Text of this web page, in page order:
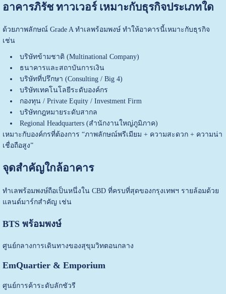
อาคารภิรัช ทาวเวอร์ เหมาะกับธุรกิจประเภทใด
ด้วยภาพลักษณ์ Grade A ทำเลพร้อมพงษ์ ทำให้อาคารนี้เหมาะกับธุรกิจ
เช่น
บริษัทข้ามชาติ (Multinational Company)
ธนาคารและสถาบันการเงิน
บริษัทที่ปรึกษา (Consulting / Big 4)
บริษัทเทคโนโลยีระดับองค์กร
กองทุน / Private Equity / Investment Firm
บริษัทกฎหมายระดับสากล
Regional Headquarters (สำนักงานใหญ่ภูมิภาค)
เหมาะกับองค์กรที่ต้องการ “ภาพลักษณ์พรีเมียม + ความสะดวก + ความน่า
เชื่อถือสูง”
จุดสำคัญใกล้อาคาร
ทำเลพร้อมพงษ์ถือเป็นหนึ่งใน CBD ที่ครบที่สุดของกรุงเทพฯ รายล้อมด้วย
แลนด์มาร์กสำคัญ เช่น
BTS พร้อมพงษ์
ศูนย์กลางการเดินทางของสุขุมวิทตอนกลาง
EmQuartier & Emporium
ศูนย์การค้าระดับลักชัวรี